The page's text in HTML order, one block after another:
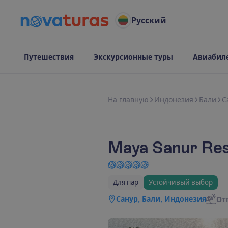
Русский
Путешествия Экскурсионные туры
На главную Индонезия Бали
Maya Sanur
Для пар Устойчивый выбор
Санур, Бали, Индонезия